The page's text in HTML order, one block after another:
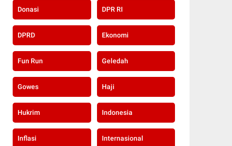
Donasi DPR RI
DPRD Ekonomi
Fun Run Geledah
Gowes Haji
Hukrim Indonesia
Inflasi Internasional